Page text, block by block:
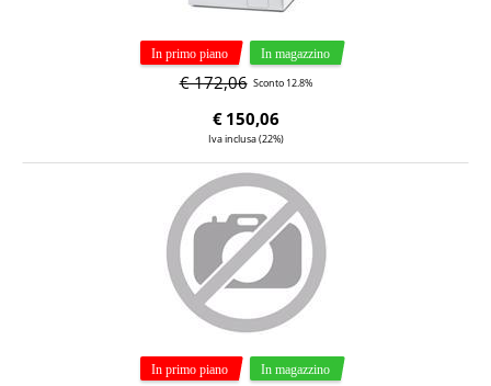
€ 172,06 Sconto 12.8%
€ 150,06
Iva inclusa (22%)